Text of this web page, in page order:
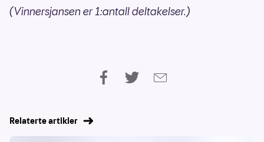
(Vinnersjansen er 1:antall deltakelser.)
Relaterte artikler